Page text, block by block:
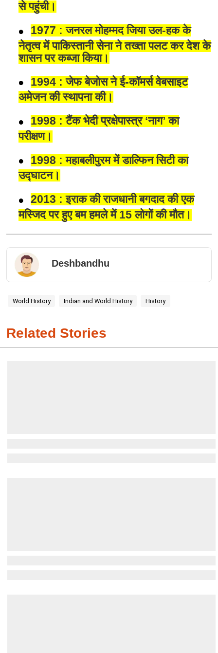
से पहुंची।
1977 : जनरल मोहम्मद जिया उल-हक के
नेतृत्व में पाकिस्तानी सेना ने तख्ता पलट कर देश के
शासन पर कब्जा किया।
1994 : जेफ बेजोस ने ई-कॉमर्स वेबसाइट
अमेजन की स्थापना की।
1998 : टैंक भेदी प्रक्षेपास्त्र ‘नाग’ का
परीक्षण।
1998 : महाबलीपुरम में डाल्फिन सिटी का
उद्घाटन।
2013 : इराक की राजधानी बगदाद की एक
मस्जिद पर हुए बम हमले में 15 लोगों की मौत।
Deshbandhu
World History Indian and World History History
Related Stories